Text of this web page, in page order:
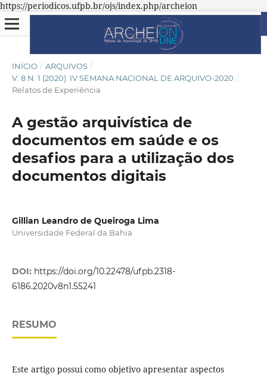
https://periodicos.ufpb.br/ojs/index.php/archeion
INÍCIO / ARQUIVOS /
V. 8 N. 1 (2020): IV SEMANA NACIONAL DE ARQUIVO-2020 /
Relatos de Experiência
A gestão arquivística de
documentos em saúde e os
desafios para a utilização dos
documentos digitais
Gillian Leandro de Queiroga Lima
Universidade Federal da Bahia
DOI: https://doi.org/10.22478/ufpb.2318-
6186.2020v8n1.55241
RESUMO
Este artigo possui como objetivo apresentar aspectos